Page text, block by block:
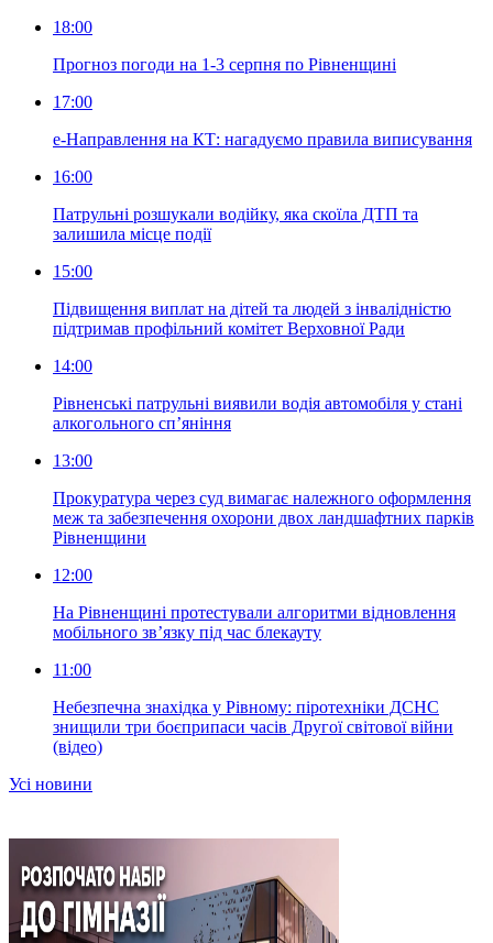
18:00
Прогноз погоди на 1-3 серпня по Рівненщині
17:00
е-Направлення на КТ: нагадуємо правила виписування
16:00
Патрульні розшукали водійку, яка скоїла ДТП та
залишила місце події
15:00
Підвищення виплат на дітей та людей з інвалідністю
підтримав профільний комітет Верховної Ради
14:00
Рівненські патрульні виявили водія автомобіля у стані
алкогольного сп’яніння
13:00
Прокуратура через суд вимагає належного оформлення
меж та забезпечення охорони двох ландшафтних парків
Рівненщини
12:00
На Рівненщині протестували алгоритми відновлення
мобільного зв’язку під час блекауту
11:00
Небезпечна знахідка у Рівному: піротехніки ДСНС
знищили три боєприпаси часів Другої світової війни
(відео)
Усi новини